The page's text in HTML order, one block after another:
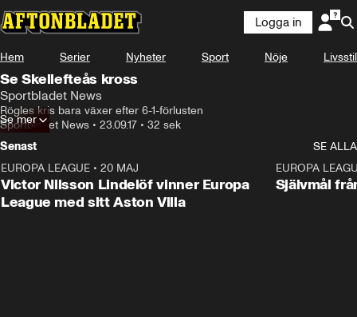
Logga in
Hem Serier Nyheter Sport Nöje Livsstil
Se Skellefteås kross
Sportbladet News
Rögles kris bara växer efter 6-1-förlusten
Sportbladet News • 23.09.17 • 32 sek
Se mer
Senast
SE ALLA
EUROPA LEAGUE • 20 MAJ
Victor Nilsson Lindelöf vinner Europa
League med sitt Aston Villa
EUROPA
Självmål